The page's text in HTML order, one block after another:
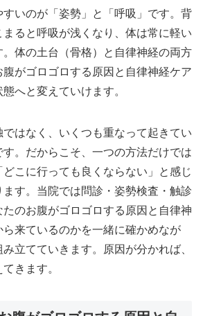
すいのが「姿勢」と「呼吸」です。背
ると呼吸が浅くなり、体は常に軽い
体の土台（骨格）と自律神経の両方
がゴロゴロする原因と自律神経ケア
へと変えていけます。
はなく、いくつも重なって起きてい
。だからこそ、一つの方法だけでは
こに行っても良くならない」と感じ
す。当院では問診・姿勢検査・触診
のお腹がゴロゴロする原因と自律神
来ているのかを一緒に確かめなが
立てていきます。原因が分かれば、
きます。